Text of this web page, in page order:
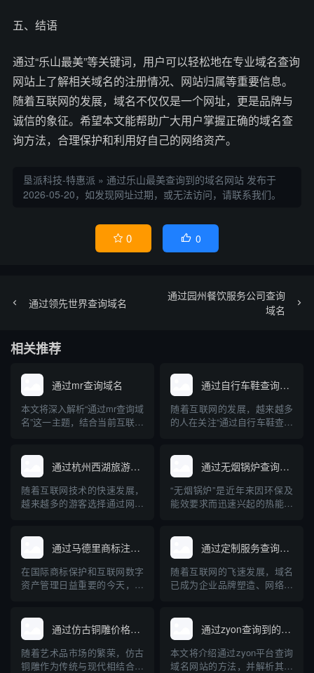
五、结语
通过“乐山最美”等关键词，用户可以轻松地在专业域名查询
网站上了解相关域名的注册情况、网站归属等重要信息。
随着互联网的发展，域名不仅仅是一个网址，更是品牌与
诚信的象征。希望本文能帮助广大用户掌握正确的域名查
询方法，合理保护和利用好自己的网络资产。
垦派科技-特惠派 » 通过乐山最美查询到的域名网站 发布于
2026-05-20，如发现网址过期，或无法访问，请联系我们。
 0  0
通过领先世界查询域名
通过园州餐饮服务公司查询
域名
相关推荐
通过mr查询域名
本文将深入解析“通过mr查询域
名”这一主题，结合当前互联网
Relay）在域名解析中的实际
用途和常见方法，并介绍相关
的专业工具与操作步骤。文章
内容兼顾理论与实操，旨在帮
通过自行车鞋查询域名
随着互联网的发展，越来越多
的人在关注“通过自行车鞋查询
标识，更牵扯到企业品牌建
设、电子商务及网络安全等多
重维度。本文将系统科普通过
自行车鞋查询域名的实际含
通过杭州西湖旅游查询域名
随着互联网技术的快速发展，
越来越多的游客选择通过网络
富的旅游信息资源。本文将介
绍如何通过互联网查询杭州西
湖的旅游相关域名，并为游客
合理规划出行提供专业的指导
通过无烟锅炉查询到的域名网站
“无烟锅炉”是近年来因环保及
能效要求而迅速兴起的热能设
网查询、比较各种无烟锅炉产
品和品牌。本文介绍了与无烟
锅炉相关的主要专业网站及其
特点，并针对无烟锅炉的原
通过马德里商标注册查询域名
在国际商标保护和互联网数字
资产管理日益重要的今天，企
商标注册体系查询域名，是品
牌全球布局和防止知识产权纠
纷的重要一环。本文介绍了马
德里商标注册的基本流程、与
通过定制服务查询域名
随着互联网的飞速发展，域名
已成为企业品牌塑造、网络入
需求和复杂的市场“抢注”环
境，传统的域名查询方式正逐
渐暴露出局限性。相比之下，
基于大数据和多样化需求定制
通过仿古铜雕价格查询域名
随着艺术品市场的繁荣，仿古
铜雕作为传统与现代相结合的
通过zyon查询到的域名网站
本文将介绍通过zyon平台查询
域名网站的方法，并解析其背